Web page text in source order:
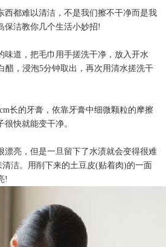
都难以清洁，不是我们擦不干净而是我
保洁教你几个生活小妙招!
道，把毛巾用手搓洗干净，放入开水
醋，浸泡5分钟取出，再次用清水搓洗干
的牙膏，依靠牙膏中细微颗粒的摩擦
快就能变干净。
亮，但是一旦留下了水渍就会变得很难
洁。用削下来的土豆皮(贴着肉)的一面
!